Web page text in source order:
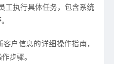
工执行具体任务，包含系统
户信息的详细操作指南，
步骤。